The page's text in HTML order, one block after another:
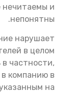
нечитаемы и
непонятны.
нарушает
в целом
частности,
компанию в
на